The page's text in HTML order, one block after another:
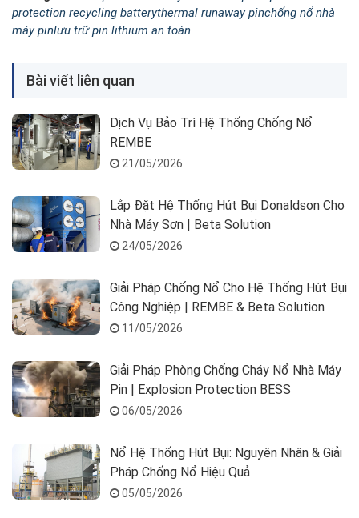
protection recycling batterythermal runaway pinchống nổ nhà
máy pinlưu trữ pin lithium an toàn
Bài viết liên quan
Dịch Vụ Bảo Trì Hệ Thống Chống Nổ
REMBE
21/05/2026
Lắp Đặt Hệ Thống Hút Bụi Donaldson Cho
Nhà Máy Sơn | Beta Solution
24/05/2026
Giải Pháp Chống Nổ Cho Hệ Thống Hút Bụi
Công Nghiệp | REMBE & Beta Solution
11/05/2026
Giải Pháp Phòng Chống Cháy Nổ Nhà Máy
Pin | Explosion Protection BESS
06/05/2026
Nổ Hệ Thống Hút Bụi: Nguyên Nhân & Giải
Pháp Chống Nổ Hiệu Quả
05/05/2026